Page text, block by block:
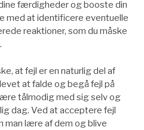
færdigheder og booste din
med at identificere eventuelle
reaktioner, som du måske
at fejl er en naturlig del af
at falde og begå fejl på
tålmodig med sig selv og
dag. Ved at acceptere fejl
man lære af dem og blive